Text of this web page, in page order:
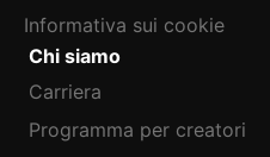
Informativa sui cookie
Chi siamo
Carriera
Programma per creatori